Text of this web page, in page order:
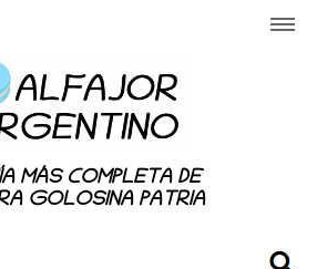
MÁS COMPLETA DE
GOLOSINA PATRIA